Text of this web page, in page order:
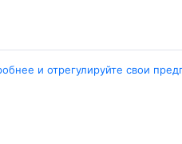
и отрегулируйте свои